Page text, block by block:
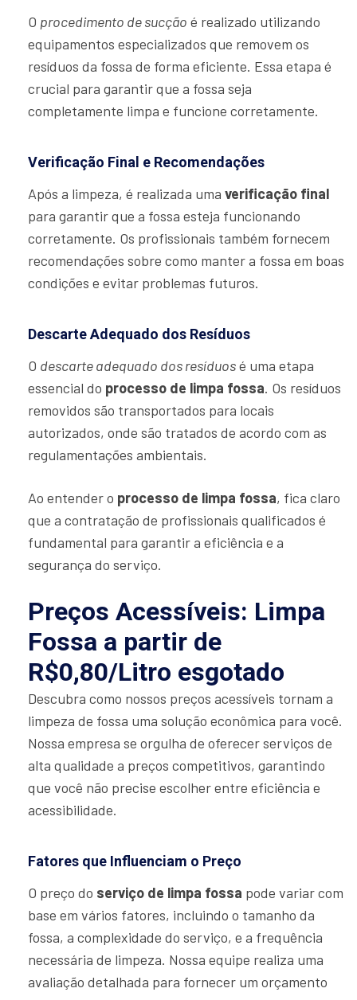
O procedimento de sucção é realizado utilizando
equipamentos especializados que removem os
resíduos da fossa de forma eficiente. Essa etapa é
crucial para garantir que a fossa seja
completamente limpa e funcione corretamente.
Verificação Final e Recomendações
Após a limpeza, é realizada uma verificação final
para garantir que a fossa esteja funcionando
corretamente. Os profissionais também fornecem
recomendações sobre como manter a fossa em boas
condições e evitar problemas futuros.
Descarte Adequado dos Resíduos
O descarte adequado dos resíduosé uma etapa
essencial do processo de limpa fossa. Os resíduos
removidos são transportados para locais
autorizados, onde são tratados de acordo com as
regulamentações ambientais.
Ao entender o processo de limpa fossa, fica claro
que a contratação de profissionais qualificados é
fundamental para garantir a eficiência e a
segurança do serviço.
Preços Acessíveis: Limpa
Fossa a partir de
R$0,80/Litro esgotado
Descubra como nossos preços acessíveis tornam a
limpeza de fossa uma solução econômica para você.
Nossa empresa se orgulha de oferecer serviços de
alta qualidade a preços competitivos, garantindo
que você não precise escolher entre eficiência e
acessibilidade.
Fatores que Influenciam o Preço
O preço do serviço de limpa fossa pode variar com
base em vários fatores, incluindo o tamanho da
fossa, a complexidade do serviço, e a frequência
necessária de limpeza. Nossa equipe realiza uma
avaliação detalhada para fornecer um orçamento